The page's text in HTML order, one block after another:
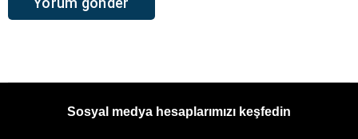
Sosyal medya hesaplarımızı keşfedin